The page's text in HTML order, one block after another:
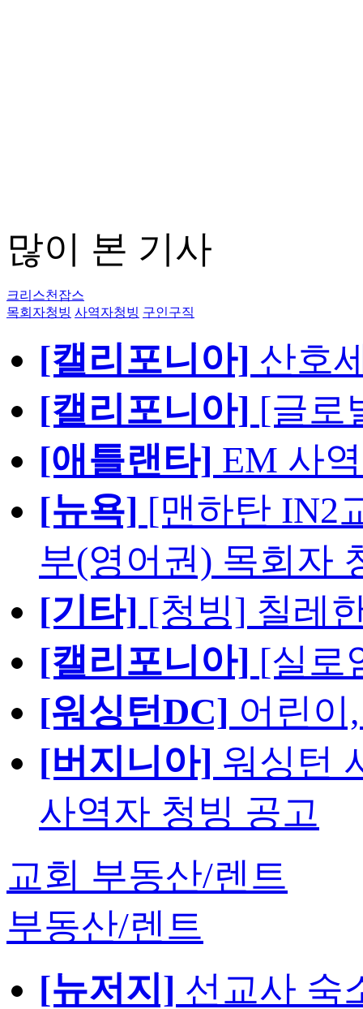
많이 본 기사
크리스천잡스
목회자청빙 사역자청빙 구인구직
[캘리포니아] 산호
[캘리포니아] [글로
[애틀랜타] EM 사
[뉴욕] [맨하탄 IN2
부(영어권) 목회자
[기타] [청빙] 칠레
[캘리포니아] [실로
[워싱턴DC] 어린이
[버지니아] 워싱턴
사역자 청빙 공고
교회 부동산/렌트
부동산/렌트
[뉴저지] 선교사 숙